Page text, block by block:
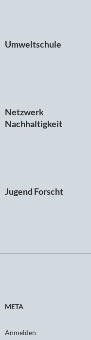
Umweltschule
Netzwerk
Nachhaltigkeit
Jugend Forscht
META
Anmelden